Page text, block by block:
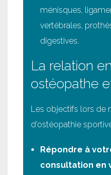
ménisques,
vertébrales,
digestives.
La relation
ostéopathe
Les objectifs lors de
d’ostéopathie
Répondre à
consultation en